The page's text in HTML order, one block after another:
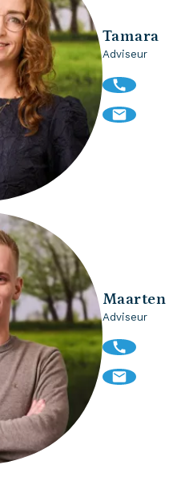
Tamara
Adviseur
Maarten
Adviseur